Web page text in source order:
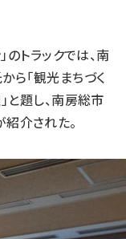
のトラックでは、南
ら「観光まちづく
題し、南房総市
介された。